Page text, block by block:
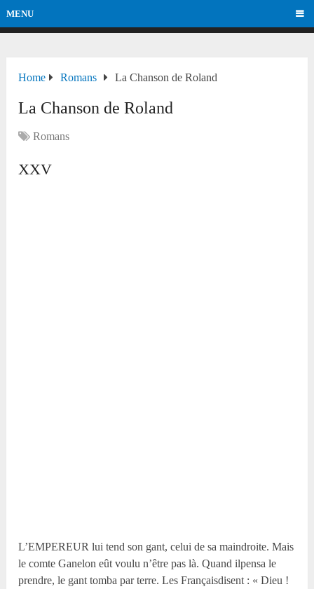
MENU
Home Romans La Chanson de Roland
La Chanson de Roland
Romans
XXV
L’EMPEREUR lui tend son gant, celui de sa maindroite. Mais
le comte Ganelon eût voulu n’être pas là. Quand ilpensa le
prendre, le gant tomba par terre. Les Françaisdisent : « Dieu !